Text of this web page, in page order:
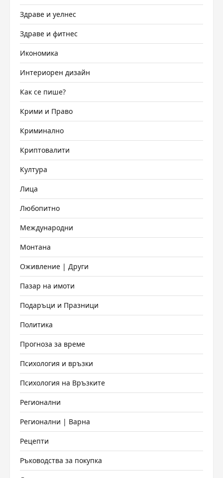
Здраве и уелнес
Здраве и фитнес
Икономика
Интериорен дизайн
Как се пише?
Крими и Право
Криминално
Криптовалити
Култура
Лица
Любопитно
Международни
Монтана
Оживление | Други
Пазар на имоти
Подаръци и Празници
Политика
Прогноза за време
Психология и връзки
Психология на Връзките
Регионални
Регионални | Варна
Рецепти
Ръководства за покупка